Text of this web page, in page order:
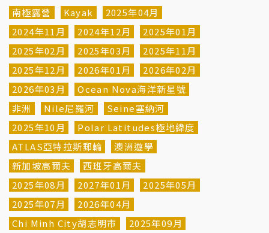
南極露營 Kayak
2025年04月
2024年11月
2024年12月
2025年01月
2025年02月
2025年03月
2025年11月
2025年12月
2026年01月
2026年02月
2026年03月
Ocean Nova海洋新星號
非洲
Nile尼羅河
Seine塞納河
2025年10月
Polar Latitudes極地緯度
ATLAS亞特拉斯郵輪
澳洲遊學
新加坡高爾夫
西班牙高爾夫
2025年08月
2027年01月
2025年05月
2025年07月
2026年04月
Chi Minh City胡志明市
2025年09月